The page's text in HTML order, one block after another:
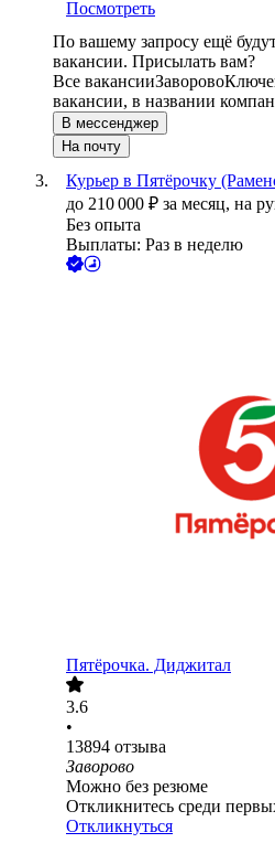
Посмотреть
По вашему запросу ещё
вакансии. Присылать вам?
Все вакансииЗаворово
вакансии, в названии
В мессенджер
На почту
Курьер в Пятёрочку
до 210 000 ₽ за месяц, на
Без опыта
Выплаты: Раз в неделю
Пятёрочка. Диджитал
3.6
•
13894 отзыва
Заворово
Можно без резюме
Откликнитесь среди
Откликнуться